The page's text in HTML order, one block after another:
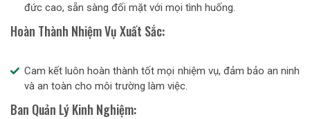
đức cao, sẵn sàng đối mặt với mọi tình huống.
Hoàn Thành Nhiệm Vụ Xuất Sắc:
Cam kết luôn hoàn thành tốt mọi nhiệm vụ, đảm bảo an ninh
và an toàn cho môi trường làm việc.
Ban Quản Lý Kinh Nghiệm: